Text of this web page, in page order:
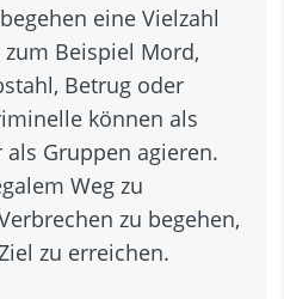
eine Vielzahl
Beispiel Mord,
Betrug oder
können als
Gruppen agieren.
Weg zu
zu begehen,
zu erreichen.